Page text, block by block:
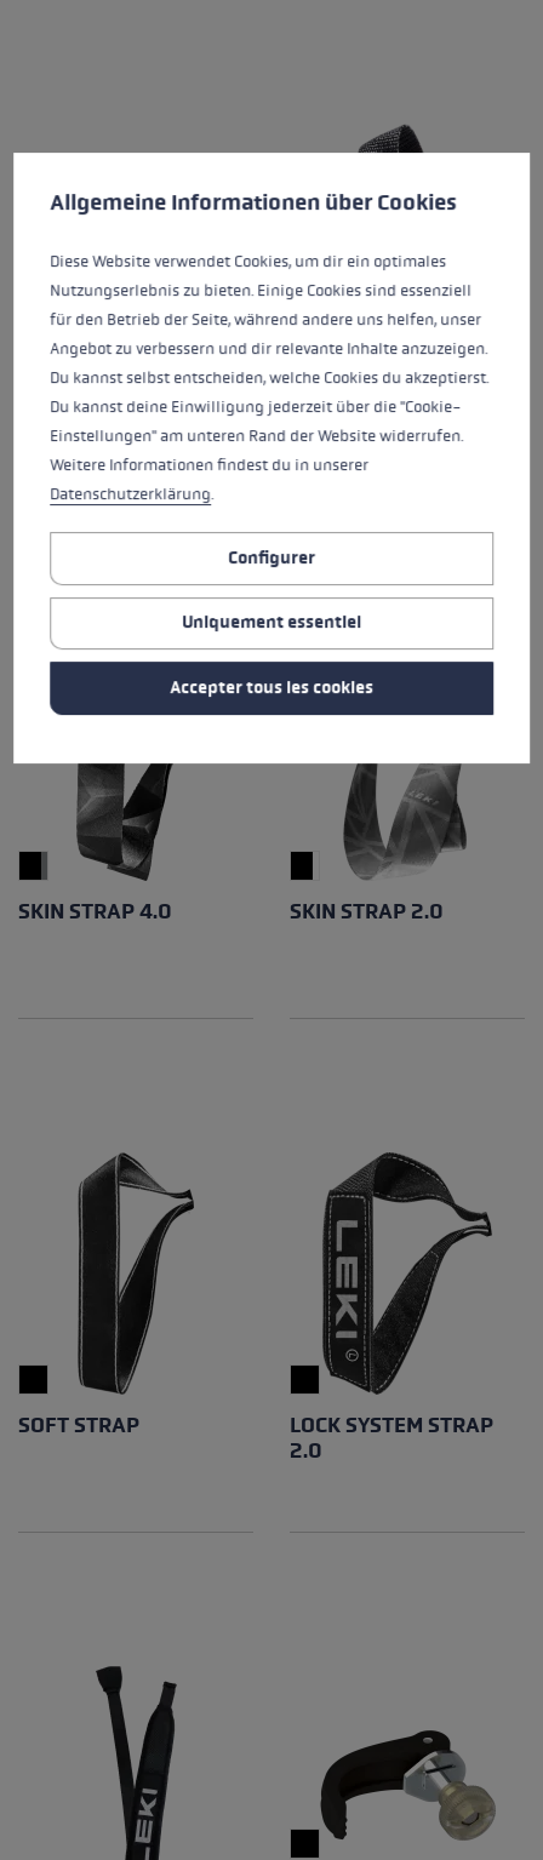
TRIGGER V-RACE
STRAP
Note moyenne de 5 sur 5 étoiles
NORDIC BASIC STRAP
Note moyenne de 4.67 sur
SKIN STRAP 4.0 SKIN STRAP 2.0
SOFT STRAP
LOCK SYSTEM STRAP
2.0
Allgemeine Informationen über Cookies
Diese Website verwendet Cookies, um dir ein optimales
Nutzungserlebnis zu bieten. Einige Cookies sind essenziell
für den Betrieb der Seite, während andere uns helfen, unser
Angebot zu verbessern und dir relevante Inhalte anzuzeigen.
Du kannst selbst entscheiden, welche Cookies du akzeptierst.
Du kannst deine Einwilligung jederzeit über die "Cookie-
Einstellungen" am unteren Rand der Website widerrufen.
Weitere Informationen findest du in unserer
Datenschutzerklärung.
Configurer
Uniquement essentiel
Accepter tous les cookies